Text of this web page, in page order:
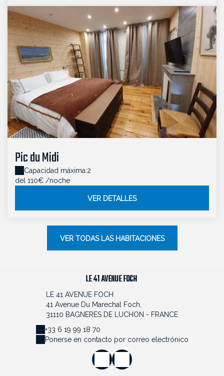
Pic du Midi
Capacidad máxima:2
del 110€ /noche
VER DETALLES
VER TODAS LAS HABITACIONES
LE 41 AVENUE FOCH
LE 41 AVENUE FOCH
41 Avenue Du Marechal Foch,
31110 BAGNERES DE LUCHON - FRANCE
+33 6 19 99 18 70
Ponerse en contacto por correo electrónico